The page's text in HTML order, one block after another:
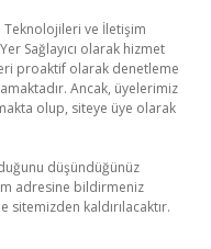
Teknolojileri ve İletişim
Sağlayıcı olarak hizmet
proaktif olarak denetleme
Ancak, üyelerimiz
olup, siteye üye olarak
düşündüğünüz
adresine bildirmeniz
kaldırılacaktır.